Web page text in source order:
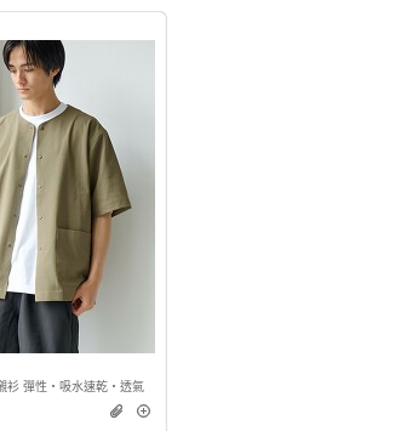
衫 彈性・吸水速乾・透氣